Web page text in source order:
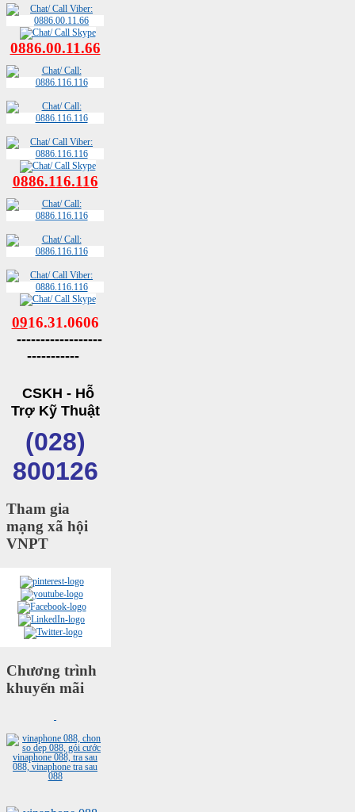
0886.00.11.66
0886.116.116
0916.31.0606
------------------
-----------
CSKH - Hỗ
Trợ Kỹ Thuật
(028)
800126
Tham gia
mạng xã hội
VNPT
Chương trình
khuyến mãi